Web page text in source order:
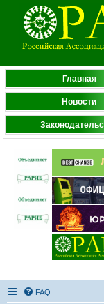
Главная
Новости
FAQ